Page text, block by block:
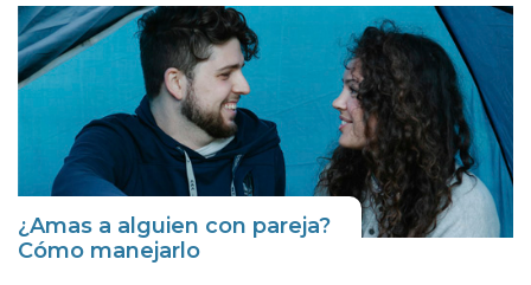
¿Amas a alguien con pareja?
Cómo manejarlo